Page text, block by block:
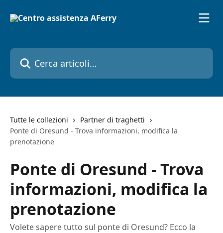
Cerca articoli…
Tutte le collezioni
Partner di traghetti
Ponte di Oresund - Trova informazioni, modifica la
prenotazione
Ponte di Oresund - Trova
informazioni, modifica la
prenotazione
Volete sapere tutto sul ponte di Oresund? Ecco la